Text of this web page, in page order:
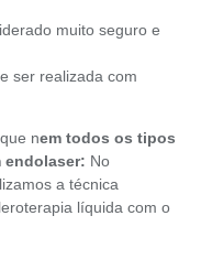
muito seguro e
ser realizada com
nem todos os tipos
endolaser: No
a técnica
líquida com o